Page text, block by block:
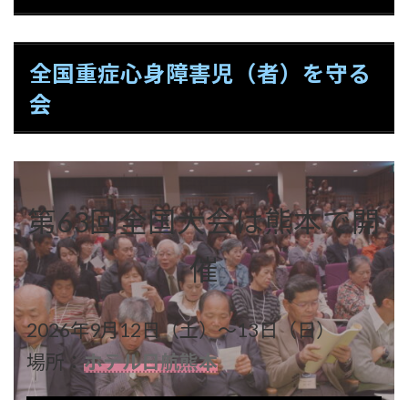
全国重症心身障害児（者）を守る
会
第63回全国大会は熊本で開
催
2026年9月12日（土）～13日（日）
場所：ホテル日航熊本